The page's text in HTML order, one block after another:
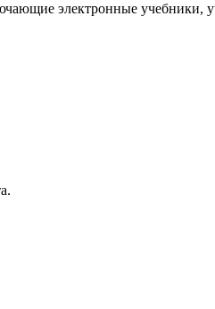
электронные учебники,